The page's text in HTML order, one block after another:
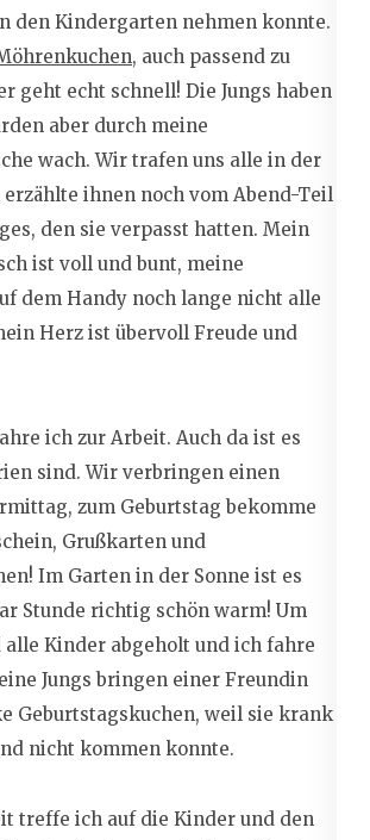
den Kindergarten nehmen konnte.
, auch passend zu
geht echt schnell! Die Jungs haben
aber durch meine
wach. Wir trafen uns alle in der
ihnen noch vom Abend-Teil
den sie verpasst hatten. Mein
ist voll und bunt, meine
dem Handy noch lange nicht alle
Herz ist übervoll Freude und
ich zur Arbeit. Auch da ist es
sind. Wir verbringen einen
zum Geburtstag bekomme
Grußkarten und
Im Garten in der Sonne ist es
Stunde richtig schön warm! Um
alle Kinder abgeholt und ich fahre
Jungs bringen einer Freundin
Geburtstagskuchen, weil sie krank
nicht kommen konnte.
treffe ich auf die Kinder und den